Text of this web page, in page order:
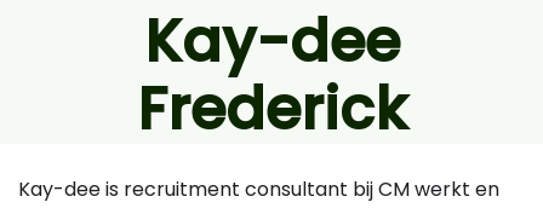
Kay-dee
Frederick
Kay-dee is recruitment consultant bij CM werkt en